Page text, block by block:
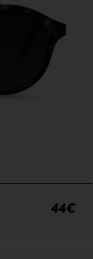
44€